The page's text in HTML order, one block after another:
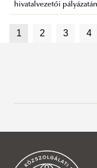
A szenátus tagjai
Szenátusi tárhely
hivatalvezetői
1 2 3 4